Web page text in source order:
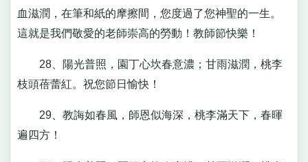
血滋潤，在筆和紙的摩擦間，您度過了您神聖的一生。
這就是我們敬愛的老師崇高的勞動！教師節快樂！
28、陽光普照，園丁心坎春意濃；甘雨滋潤，桃李
枝頭蓓蕾紅。祝您節日愉快！
29、教誨如春風，師恩似海深，桃李滿天下，春暉
遍四方！